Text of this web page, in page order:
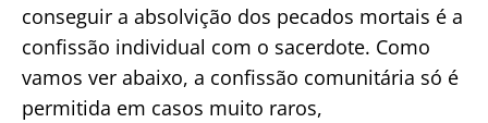
conseguir a absolvição dos pecados mortais é a
confissão individual com o sacerdote. Como
vamos ver abaixo, a confissão comunitária só é
permitida em casos muito raros,